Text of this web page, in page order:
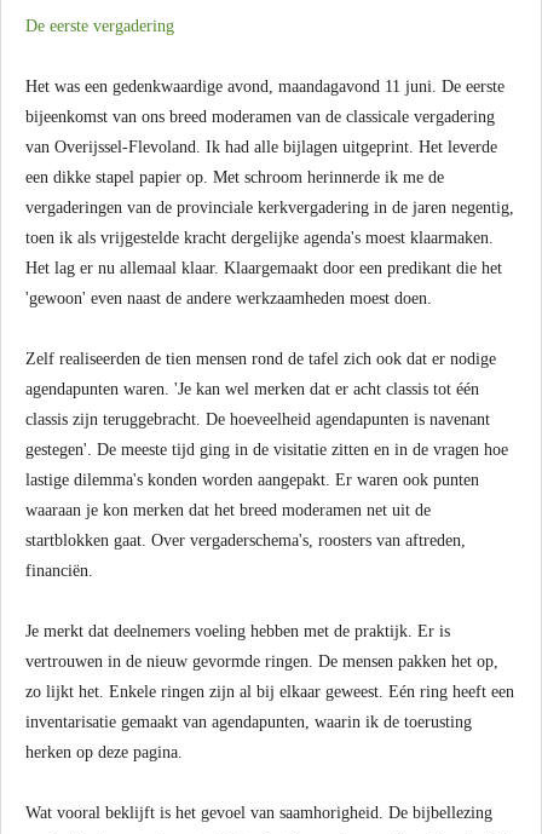
De eerste vergadering
Het was een gedenkwaardige avond, maandagavond 11 juni. De eerste
bijeenkomst van ons breed moderamen van de classicale vergadering
van Overijssel-Flevoland. Ik had alle bijlagen uitgeprint. Het leverde
een dikke stapel papier op. Met schroom herinnerde ik me de
vergaderingen van de provinciale kerkvergadering in de jaren negentig,
toen ik als vrijgestelde kracht dergelijke agenda's moest klaarmaken.
Het lag er nu allemaal klaar. Klaargemaakt door een predikant die het
'gewoon' even naast de andere werkzaamheden moest doen.
Zelf realiseerden de tien mensen rond de tafel zich ook dat er nodige
agendapunten waren. 'Je kan wel merken dat er acht classis tot één
classis zijn teruggebracht. De hoeveelheid agendapunten is navenant
gestegen'. De meeste tijd ging in de visitatie zitten en in de vragen hoe
lastige dilemma's konden worden aangepakt. Er waren ook punten
waaraan je kon merken dat het breed moderamen net uit de
startblokken gaat. Over vergaderschema's, roosters van aftreden,
financiën.
Je merkt dat deelnemers voeling hebben met de praktijk. Er is
vertrouwen in de nieuw gevormde ringen. De mensen pakken het op,
zo lijkt het. Enkele ringen zijn al bij elkaar geweest. Eén ring heeft een
inventarisatie gemaakt van agendapunten, waarin ik de toerusting
herken op deze pagina.
Wat vooral beklijft is het gevoel van saamhorigheid. De bijbellezing